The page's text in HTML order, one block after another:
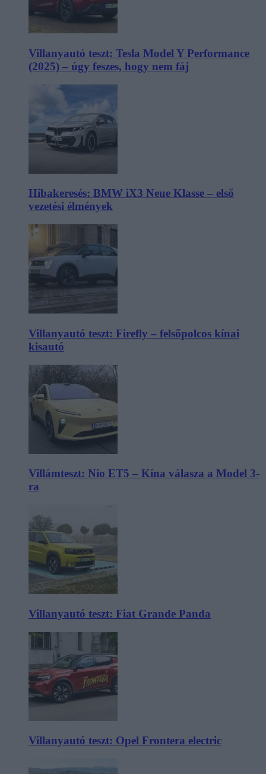
Villanyautó teszt: Tesla Model Y Performance
(2025) – úgy feszes, hogy nem fáj
Hibakeresés: BMW iX3 Neue Klasse – első
vezetési élmények
Villanyautó teszt: Firefly – felsőpolcos kínai
kisautó
Villámteszt: Nio ET5 – Kína válasza a Model 3-
ra
Villanyautó teszt: Fiat Grande Panda
Villanyautó teszt: Opel Frontera electric